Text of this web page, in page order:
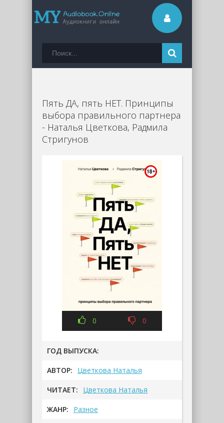
Пять ДА, пять НЕТ. Принципы
выбора правильного партнера
- Наталья Цветкова, Радмила
Стригунов
0 0
ГОД ВЫПУСКА:
АВТОР: Цветкова Наталья
ЧИТАЕТ: Цветкова Наталья
ЖАНР: Разное